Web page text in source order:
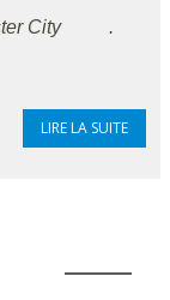
City .
LIRE LA SUITE